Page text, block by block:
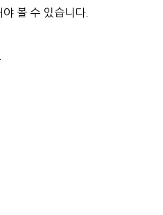
볼 수 있습니다.